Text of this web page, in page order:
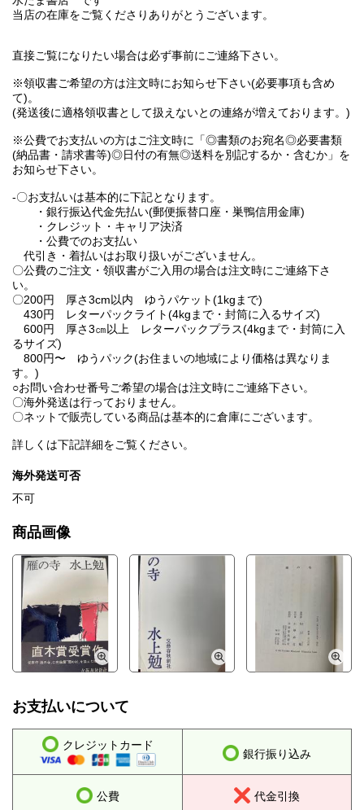
当店の在庫をご覧くださりありがとうございます。
直接ご覧になりたい場合は必ず事前にご連絡下さい。
※領収書ご希望の方は注文時にお知らせ下さい(必要事項も含め
て)。
(発送後に適格領収書として扱えないとの連絡が増えております。)
※公費でお支払いの方はご注文時に「◎書類のお宛名◎必要書類
(納品書・請求書等)◎日付の有無◎送料を別記するか・含むか」を
お知らせ下さい。
-〇お支払いは基本的に下記となります。
・銀行振込代金先払い(郵便振替口座・巣鴨信用金庫)
・クレジット・キャリア決済
・公費でのお支払い
代引き・着払いはお取り扱いがございません。
〇公費のご注文・領収書がご入用の場合は注文時にご連絡下さ
い。
〇200円 厚さ3cm以内 ゆうパケット(1kgまで)
430円 レターパックライト(4kgまで・封筒に入るサイズ)
600円 厚さ3㎝以上 レターパックプラス(4kgまで・封筒に入
るサイズ)
800円〜 ゆうパック(お住まいの地域により価格は異なりま
す。)
○お問い合わせ番号ご希望の場合は注文時にご連絡下さい。
〇海外発送は行っておりません。
〇ネットで販売している商品は基本的に倉庫にございます。
詳しくは下記詳細をご覧ください。
海外発送可否
不可
商品画像
お支払いについて
クレジットカード
銀行振り込み
公費 代金引換